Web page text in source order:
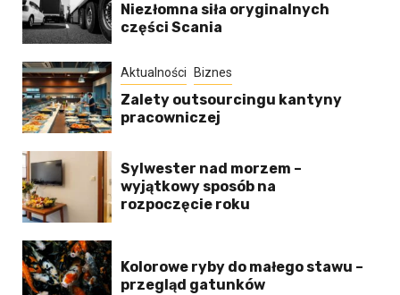
Niezłomna siła oryginalnych
części Scania
Aktualności Biznes
Zalety outsourcingu kantyny
pracowniczej
Sylwester nad morzem –
wyjątkowy sposób na
rozpoczęcie roku
Kolorowe ryby do małego stawu –
przegląd gatunków